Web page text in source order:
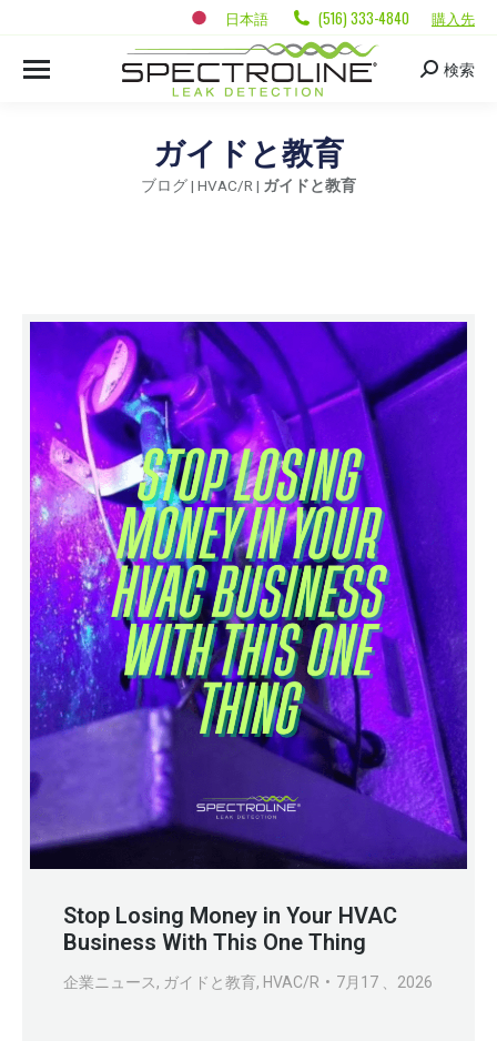
日本語 (516) 333-4840 購入先
検索
ガイドと教育
ブログ| HVAC/R| ガイドと教育
Stop Losing Money in Your HVAC
Business With This One Thing
企業ニュース , ガイドと教育, HVAC/R 7月17 、2026